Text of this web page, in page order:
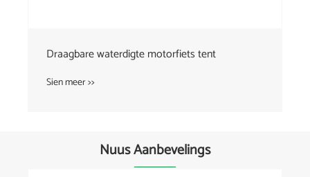
Draagbare waterdigte motorfiets tent
Sien meer >>
Nuus Aanbevelings